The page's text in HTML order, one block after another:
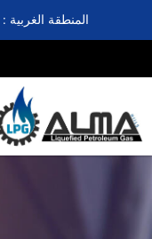
المنطقة الغربية :